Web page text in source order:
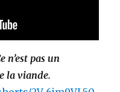
n’est pas un
la viande.